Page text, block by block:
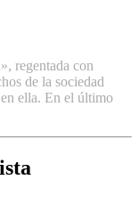
regentada con
de la sociedad
ella. En el último